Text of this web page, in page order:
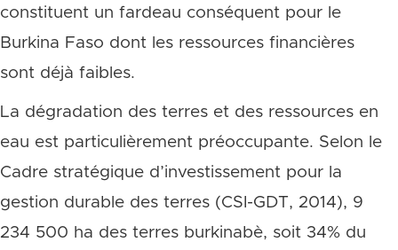
constituent un fardeau conséquent pour le
Burkina Faso dont les ressources financières
sont déjà faibles.
La dégradation des terres et des ressources en
eau est particulièrement préoccupante. Selon le
Cadre stratégique d’investissement pour la
gestion durable des terres (CSI-GDT, 2014), 9
234 500 ha des terres burkinabè, soit 34% du